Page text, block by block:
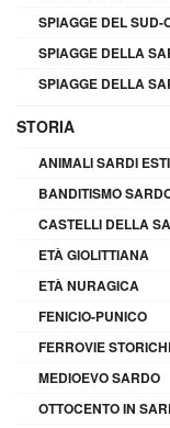
SPIAGGE DEL
SPIAGGE DELLA
SPIAGGE DELLA
STORIA
ANIMALI SARDI
BANDITISMO
CASTELLI DELLA
ETÀ GIOLITTIANA
ETÀ NURAGICA
FENICIO-PUNICO
FERROVIE
MEDIOEVO SARDO
OTTOCENTO IN